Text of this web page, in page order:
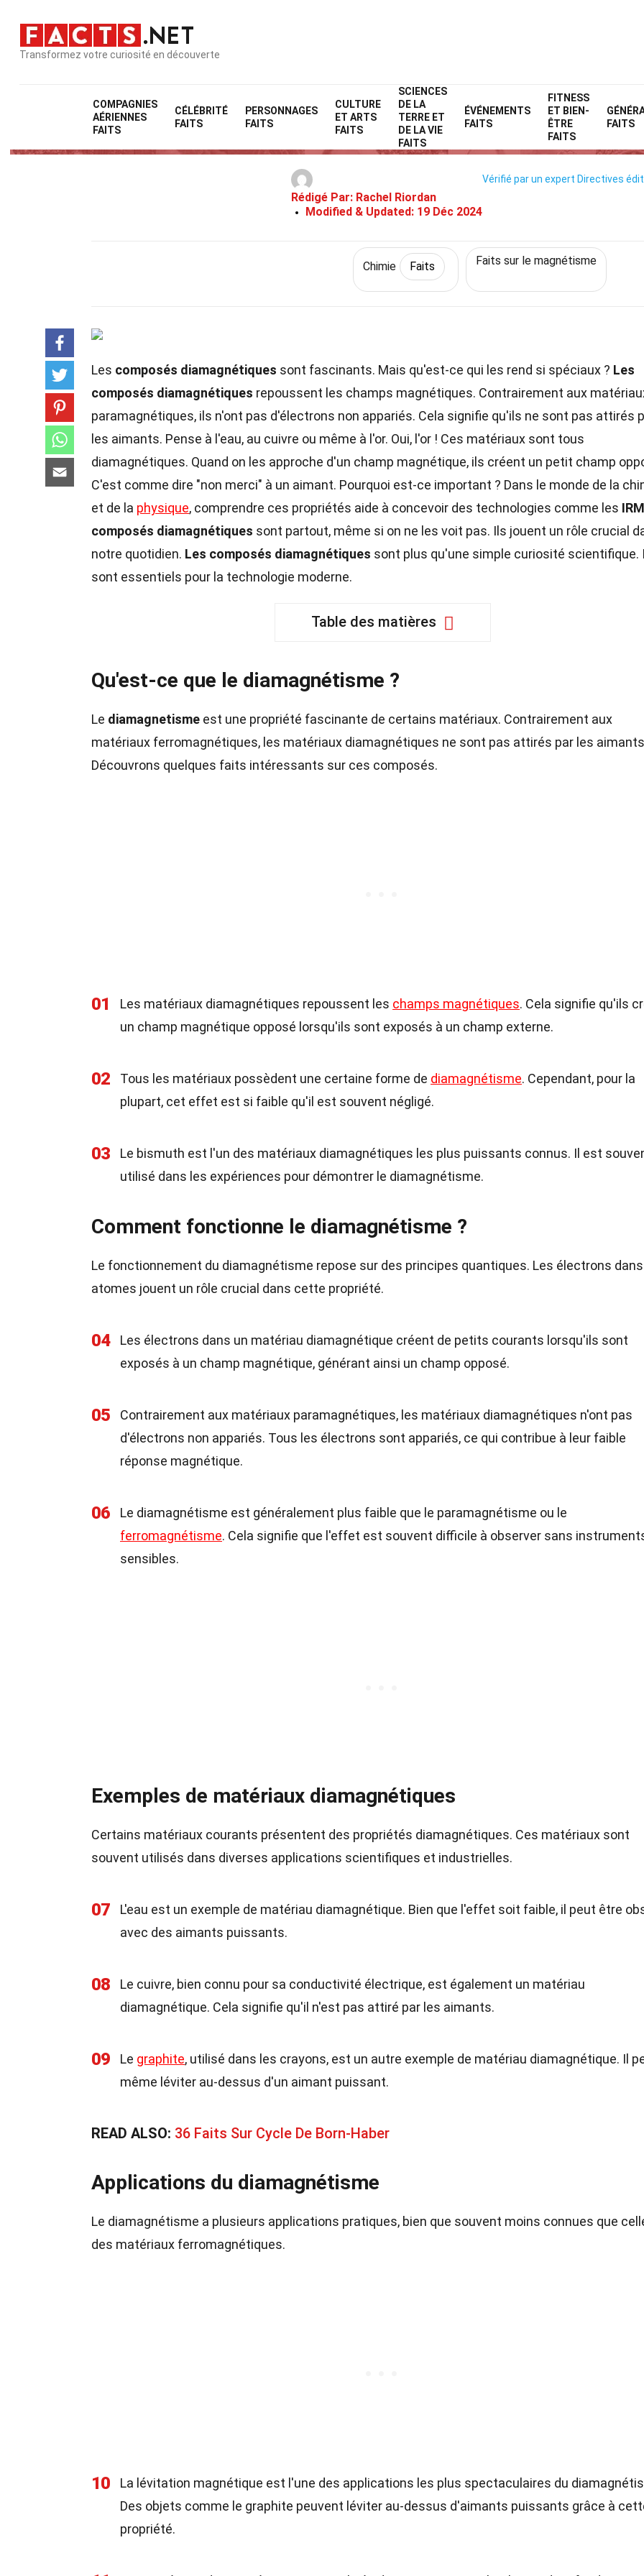
Transformez votre curiosité en découverte
COMPAGNIES
AÉRIENNES
FAITS
CÉLÉBRITÉ
FAITS
PERSONNAGES
FAITS
CULTURE
ET ARTS
FAITS
SCIENCES
DE LA
TERRE ET
DE LA VIE
FAITS
ÉVÉNEMENTS
FAITS
FITNESS
ET BIEN-
ÊTRE
FAITS
FAITS
Home Science Faits
27 Faits Sur Composés
Rédigé Par: Rachel Riordan
Modified & Updated: 19 Déc 2024
Vérifié par un expert Directives
Chimie Faits Faits sur le magnétisme
Les composés diamagnétiques sont fascinants. Mais qu'est-ce qui les rend si spéciaux ? Les
composés diamagnétiques repoussent les champs magnétiques. Contrairement aux
paramagnétiques, ils n'ont pas d'électrons non appariés. Cela signifie qu'ils ne sont pas attirés
les aimants. Pense à l'eau, au cuivre ou même à l'or. Oui, l'or ! Ces matériaux sont tous
diamagnétiques. Quand on les approche d'un champ magnétique, ils créent un petit champ
C'est comme dire "non merci" à un aimant. Pourquoi est-ce important ? Dans le monde de la
et de la physique, comprendre ces propriétés aide à concevoir des technologies comme les IRM
composés diamagnétiques sont partout, même si on ne les voit pas. Ils jouent un rôle crucial
notre quotidien. Les composés diamagnétiques sont plus qu'une simple curiosité scientifique.
sont essentiels pour la technologie moderne.
Table des matières
Qu'est-ce que le diamagnétisme ?
Le diamagnetisme est une propriété fascinante de certains matériaux. Contrairement aux
matériaux ferromagnétiques, les matériaux diamagnétiques ne sont pas attirés par les
Découvrons quelques faits intéressants sur ces composés.
01 Les matériaux diamagnétiques repoussent les champs magnétiques. Cela signifie qu'ils
un champ magnétique opposé lorsqu'ils sont exposés à un champ externe.
02 Tous les matériaux possèdent une certaine forme de diamagnétisme. Cependant, pour la
plupart, cet effet est si faible qu'il est souvent négligé.
03
Le bismuth est l'un des matériaux diamagnétiques les plus puissants connus. Il est
utilisé dans les expériences pour démontrer le diamagnétisme.
Comment fonctionne le diamagnétisme ?
Le fonctionnement du diamagnétisme repose sur des principes quantiques. Les électrons
atomes jouent un rôle crucial dans cette propriété.
04
Les électrons dans un matériau diamagnétique créent de petits courants lorsqu'ils sont
exposés à un champ magnétique, générant ainsi un champ opposé.
05
Contrairement aux matériaux paramagnétiques, les matériaux diamagnétiques n'ont pas
d'électrons non appariés. Tous les électrons sont appariés, ce qui contribue à leur faible
réponse magnétique.
06
Le diamagnétisme est généralement plus faible que le paramagnétisme ou le
ferromagnétisme. Cela signifie que l'effet est souvent difficile à observer sans
sensibles.
Exemples de matériaux diamagnétiques
Certains matériaux courants présentent des propriétés diamagnétiques. Ces matériaux sont
souvent utilisés dans diverses applications scientifiques et industrielles.
07
L'eau est un exemple de matériau diamagnétique. Bien que l'effet soit faible, il peut être
avec des aimants puissants.
08
Le cuivre, bien connu pour sa conductivité électrique, est également un matériau
diamagnétique. Cela signifie qu'il n'est pas attiré par les aimants.
09 Le graphite, utilisé dans les crayons, est un autre exemple de matériau diamagnétique. Il
même léviter au-dessus d'un aimant puissant.
READ ALSO: 36 Faits Sur Cycle De Born-Haber
Applications du diamagnétisme
Le diamagnétisme a plusieurs applications pratiques, bien que souvent moins connues que
des matériaux ferromagnétiques.
10
La lévitation magnétique est l'une des applications les plus spectaculaires du
Des objets comme le graphite peuvent léviter au-dessus d'aimants puissants grâce à
propriété.